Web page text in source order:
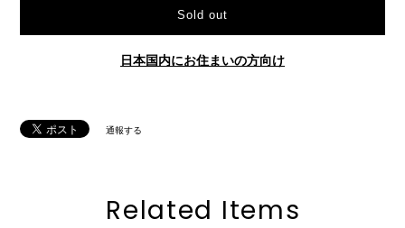
Sold out
日本国内にお住まいの方向け
通報する
Related Items